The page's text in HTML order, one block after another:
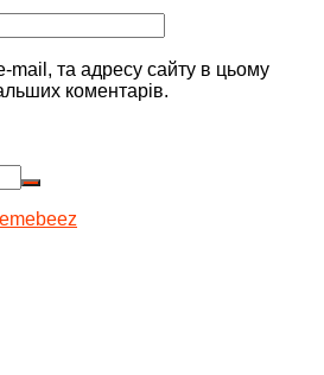
mail, та адресу сайту в цьому
коментарів.